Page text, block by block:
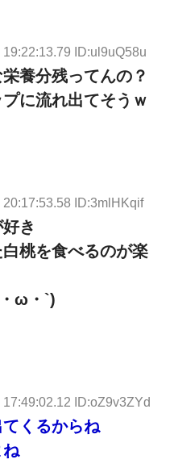
ID:ul9uQ58u
養分残ってんの？
に流れ出てそうｗ
20:17:53.58 ID:3mlHKqif
き
桃を食べるのが楽
ω・`)
ID:oZ9v3ZYd
くるからね
ね